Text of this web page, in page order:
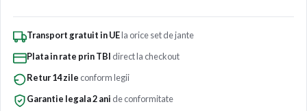
Transport gratuit in UEla orice set de jante
Plata in rate prin TBI direct la checkout
Retur 14 zile conform legii
Garantie legala 2 ani de conformitate